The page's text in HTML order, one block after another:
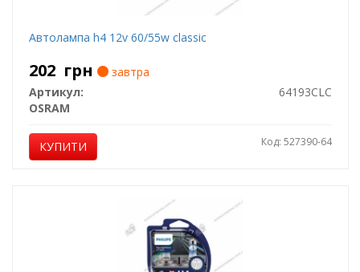
Автолампа h4 12v 60/55w classic
202 грн
завтра
Артикул:
64193CLC
OSRAM
КУПИТИ Код: 527390-64